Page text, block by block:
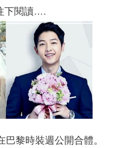
下閱讀….
黎時裝週公開合體。